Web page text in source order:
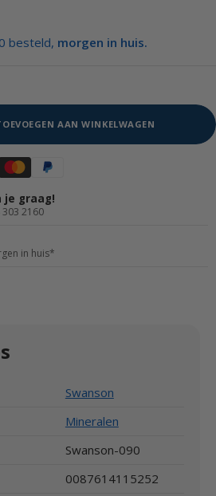
besteld, morgen in huis.
AAN WINKELWAGEN
je graag!
2160
in huis*
Swanson
Mineralen
Swanson-090
0087614115252